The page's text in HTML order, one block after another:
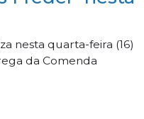
nesta quarta-feira (16)
da Comenda